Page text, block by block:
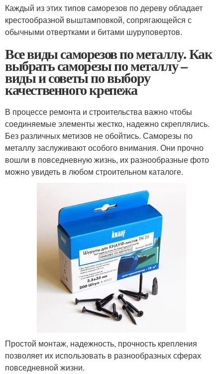
Каждый из этих типов саморезов по дереву обладает
крестообразной выштамповкой, сопрягающейся с
обычными отвертками и битами шуруповертов.
Все виды саморезов по металлу. Как
выбрать саморезы по металлу –
виды и советы по выбору
качественного крепежа
В процессе ремонта и строительства важно чтобы
соединяемые элементы жестко, надежно скреплялись.
Без различных метизов не обойтись. Саморезы по
металлу заслуживают особого внимания. Они прочно
вошли в повседневную жизнь, их разнообразные фото
можно увидеть в любом строительном каталоге.
Простой монтаж, надежность, прочность крепления
позволяет их использовать в разнообразных сферах
повседневной жизни.